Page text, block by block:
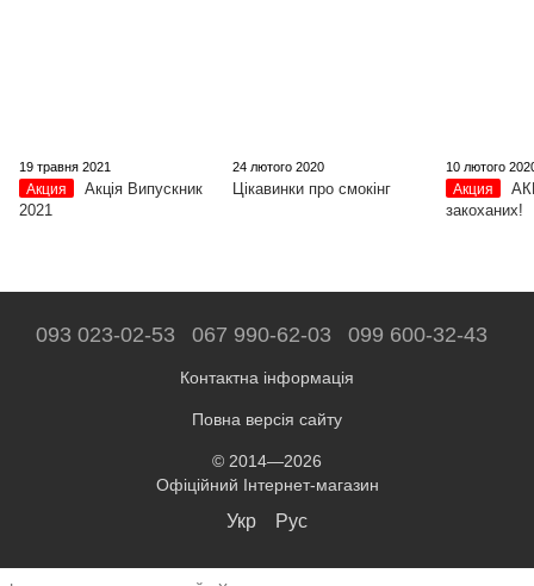
19 травня 2021
Акция
Акція Випускник
2021
24 лютого 2020
Цікавинки про смокінг
10 лютого
Акция
закоханих!
093 023-02-53 067 990-62-03 099 600-32-43
Контактна інформація
Повна версія сайту
© 2014—2026
Офіційний Інтернет-магазин
Укр Рус